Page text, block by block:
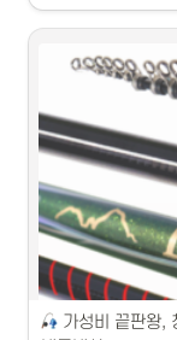
1. 쿨토시 상품 추
시 상품 추천 TOP5:
추천 TOP5: 고객들
TOP5: 트렌디하고
TOP5: 다양한 카테
가성비 끝판왕,